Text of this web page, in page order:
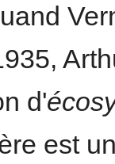
d'
est